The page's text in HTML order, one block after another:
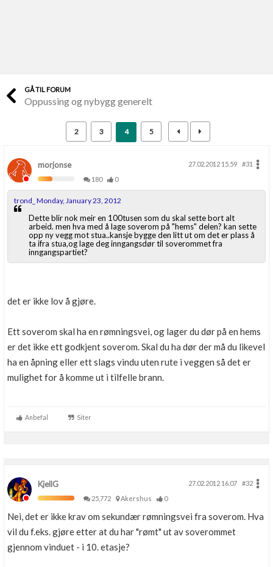
Finn håndverkere
Skaff dokumentasjon som mangler
Kundeservice
Få svar på det du lurer på
Kom i gang med Boligmappa
Se din bolig? Klikk her
Få mer ut av Boligmappa
GÅ TIL FORUM
Oppussing og nybygg generelt
2 3 4 5
morjonse 27.02.2012 15.59
#31
180
0
trond_ Monday, January 23, 2012
Dette blir nok meir en 100tusen som du skal sette bort alt
arbeid. men hva med å lage soverom på "hems" delen? kan sette
opp ny vegg mot stua..kansje bygge den litt ut om det er plass å
ta ifra stua,og lage deg inngangsdør til soverommet fra
inngangspartiet?
det er ikke lov å gjøre.
Ett soverom skal ha en rømningsvei, og lager du dør på en hems
er det ikke ett godkjent soverom. Skal du ha dør der må du likevel
ha en åpning eller ett slags vindu uten rute i veggen så det er
mulighet for å komme ut i tilfelle brann.
Anbefal Siter
KjellG 27.02.2012 16.07
#32
25,772
Akershus 0
Nei, det er ikke krav om sekundær rømningsvei fra soverom. Hva
vil du f.eks. gjøre etter at du har "rømt" ut av soverommet
gjennom vinduet - i 10. etasje?